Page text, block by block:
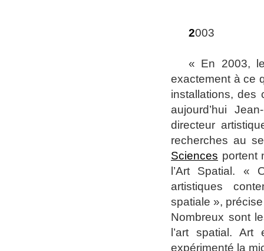
2003
« En 2003,
exactement à ce
installations, des
aujourd’hui
directeur
recherches au
Sciences portent
l’Art Spatial. «
artistiques
spatiale »,
Nombreux sont
l’art spatial.
expérimenté la